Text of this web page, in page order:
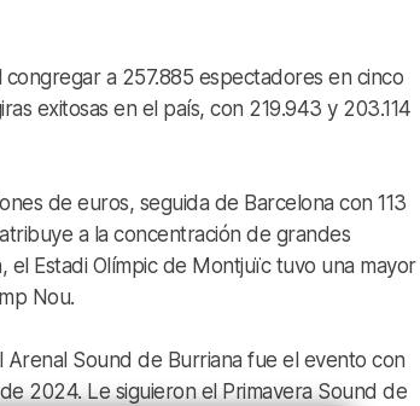
a 257.885 espectadores en cinco
exitosas en el país, con 219.943 y 203.114
de euros, seguida de Barcelona con 113
a la concentración de grandes
Estadi Olímpic de Montjuïc tuvo una mayor
Nou.
Arenal Sound de Burriana fue el evento con
2024. Le siguieron el Primavera Sound de